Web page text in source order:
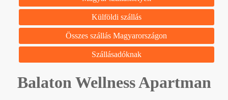
Külföldi szállás
Összes szállás Magyarországon
Szállásadóknak
Balaton Wellness Apartman